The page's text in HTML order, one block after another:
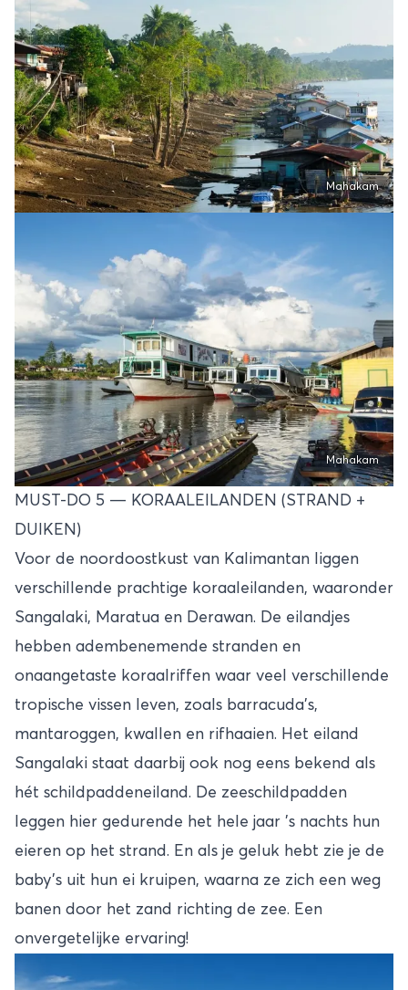
Mahakam
Mahakam
MUST-DO 5 — KORAALEILANDEN (STRAND +
DUIKEN)
Voor de noordoostkust van Kalimantan liggen
verschillende prachtige koraaleilanden, waaronder
Sangalaki, Maratua en Derawan. De eilandjes
hebben adembenemende stranden en
onaangetaste koraalriffen waar veel verschillende
tropische vissen leven, zoals barracuda’s,
mantaroggen, kwallen en rifhaaien. Het eiland
Sangalaki staat daarbij ook nog eens bekend als
hét schildpaddeneiland. De zeeschildpadden
leggen hier gedurende het hele jaar ’s nachts hun
eieren op het strand. En als je geluk hebt zie je de
baby’s uit hun ei kruipen, waarna ze zich een weg
banen door het zand richting de zee. Een
onvergetelijke ervaring!